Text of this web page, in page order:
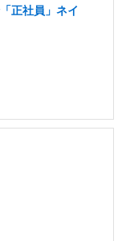
正社員」ネイ